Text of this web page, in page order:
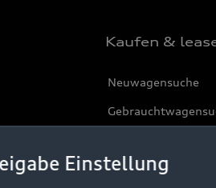
Einstellung
Kaufen &
Neuwagensuche
Finanzierung